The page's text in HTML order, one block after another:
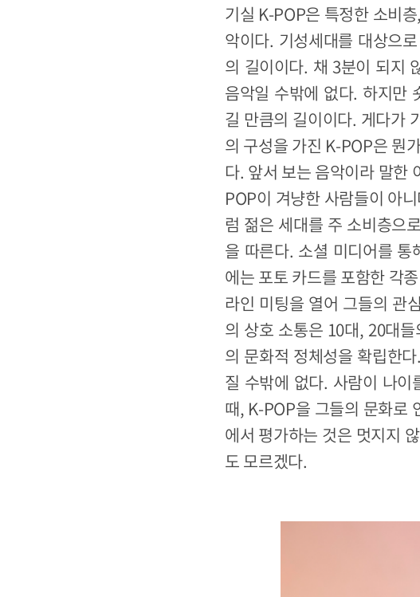
기실 K-POP은 특정한 소비
악이다. 기성세대를 대상으
의 길이이다. 채 3분이 되지
음악일 수밖에 없다. 하지만
길 만큼의 길이이다. 게다가
의 구성을 가진 K-POP은 뭔
다. 앞서 보는 음악이라 말한
POP이 겨냥한 사람들이 아
럼 젊은 세대를 주 소비층으
을 따른다. 소셜 미디어를
에는 포토 카드를 포함한 각
라인 미팅을 열어 그들의 관
의 상호 소통은 10대, 20대
의 문화적 정체성을 확립한
질 수밖에 없다. 사람이 나
때, K-POP을 그들의 문화로
에서 평가하는 것은 멋지지
도 모르겠다.